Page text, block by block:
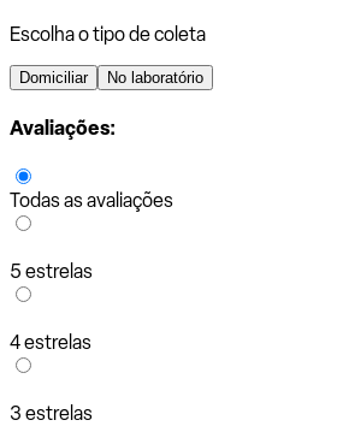
Escolha o tipo de coleta
Domiciliar No laboratório
Avaliações:
Todas as avaliações
5 estrelas
4 estrelas
3 estrelas